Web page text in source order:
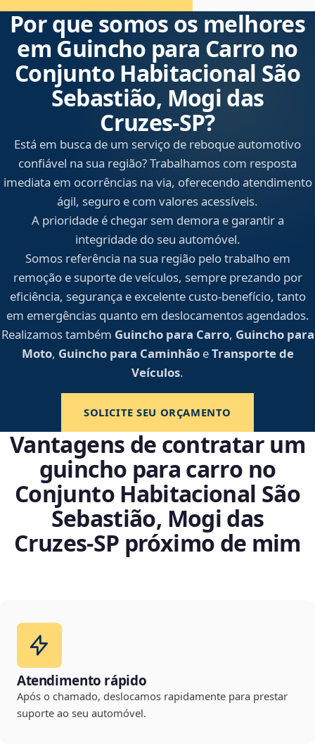
Por que somos os melhores
em Guincho para Carro no
Conjunto Habitacional São
Sebastião, Mogi das
Cruzes‑SP?
Está em busca de um serviço de reboque automotivo
confiável na sua região? Trabalhamos com resposta
imediata em ocorrências na via, oferecendo atendimento
ágil, seguro e com valores acessíveis.
A prioridade é chegar sem demora e garantir a
integridade do seu automóvel.
Somos referência na sua região pelo trabalho em
remoção e suporte de veículos, sempre prezando por
eficiência, segurança e excelente custo-benefício, tanto
em emergências quanto em deslocamentos agendados.
Realizamos também Guincho para Carro, Guincho para
Moto, Guincho para CaminhãoeTransporte de
Veículos.
SOLICITE SEU ORÇAMENTO
Vantagens de contratar um
guincho para carro no
Conjunto Habitacional São
Sebastião, Mogi das
Cruzes‑SP próximo de mim
Atendimento rápido
Após o chamado, deslocamos rapidamente para prestar
suporte ao seu automóvel.